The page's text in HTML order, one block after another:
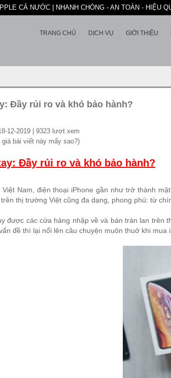
CẢ NƯỚC | NHANH CHÓNG - AN TOÀN - HIỆU
TRANG CHỦ DỊCH VỤ GIỚI THIỆU
Đầy rủi ro và khó bảo hành?
12-2019 | 9323 lượt xem
giá bài viết này mấy sao?)
Đầy rủi ro và khó bảo hành?
Nam, điện thoại iPhone gần như trở thành
thị trường Việt cũng đa dạng, phong phú: từ
được các cửa hàng nhập về và bán tràn lan
đề thì lại nổi lên câu chuyện muôn thuở khi